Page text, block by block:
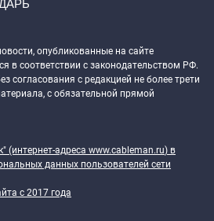
опубликованные на сайте
в соответствии с законодательством РФ.
согласования с редакцией не более трети
с обязательной прямой
(интернет-адреса www.cableman.ru) в
данных пользователей сети
c 2017 года